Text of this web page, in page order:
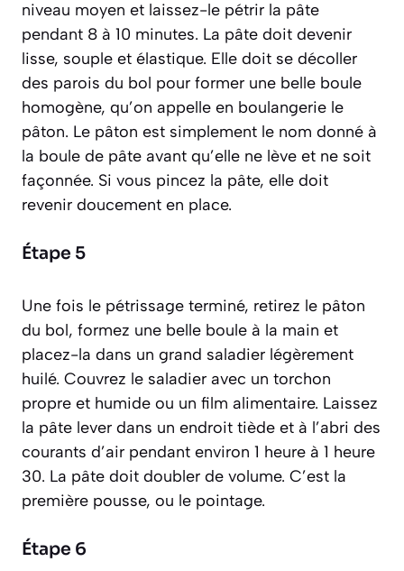
niveau moyen et laissez-le pétrir la pâte
pendant 8 à 10 minutes. La pâte doit devenir
lisse, souple et élastique. Elle doit se décoller
des parois du bol pour former une belle boule
homogène, qu’on appelle en boulangerie le
pâton. Le pâton est simplement le nom donné à
la boule de pâte avant qu’elle ne lève et ne soit
façonnée. Si vous pincez la pâte, elle doit
revenir doucement en place.
Étape 5
Une fois le pétrissage terminé, retirez le pâton
du bol, formez une belle boule à la main et
placez-la dans un grand saladier légèrement
huilé. Couvrez le saladier avec un torchon
propre et humide ou un film alimentaire. Laissez
la pâte lever dans un endroit tiède et à l’abri des
courants d’air pendant environ 1 heure à 1 heure
30. La pâte doit doubler de volume. C’est la
première pousse, ou le pointage.
Étape 6